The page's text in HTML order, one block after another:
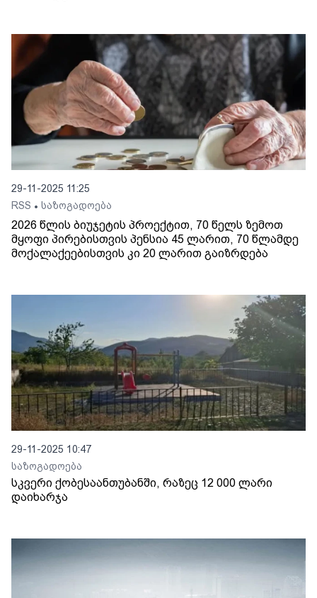
29-11-2025 11:25
RSS • საზოგადოება
2026 წლის ბიუჯეტის პროექტით, 70 წელს ზემოთ
მყოფი პირებისთვის პენსია 45 ლარით, 70 წლამდე
მოქალაქეებისთვის კი 20 ლარით გაიზრდება
29-11-2025 10:47
საზოგადოება
სკვერი ქობესაანთუბანში, რაზეც 12 000 ლარი
დაიხარჯა